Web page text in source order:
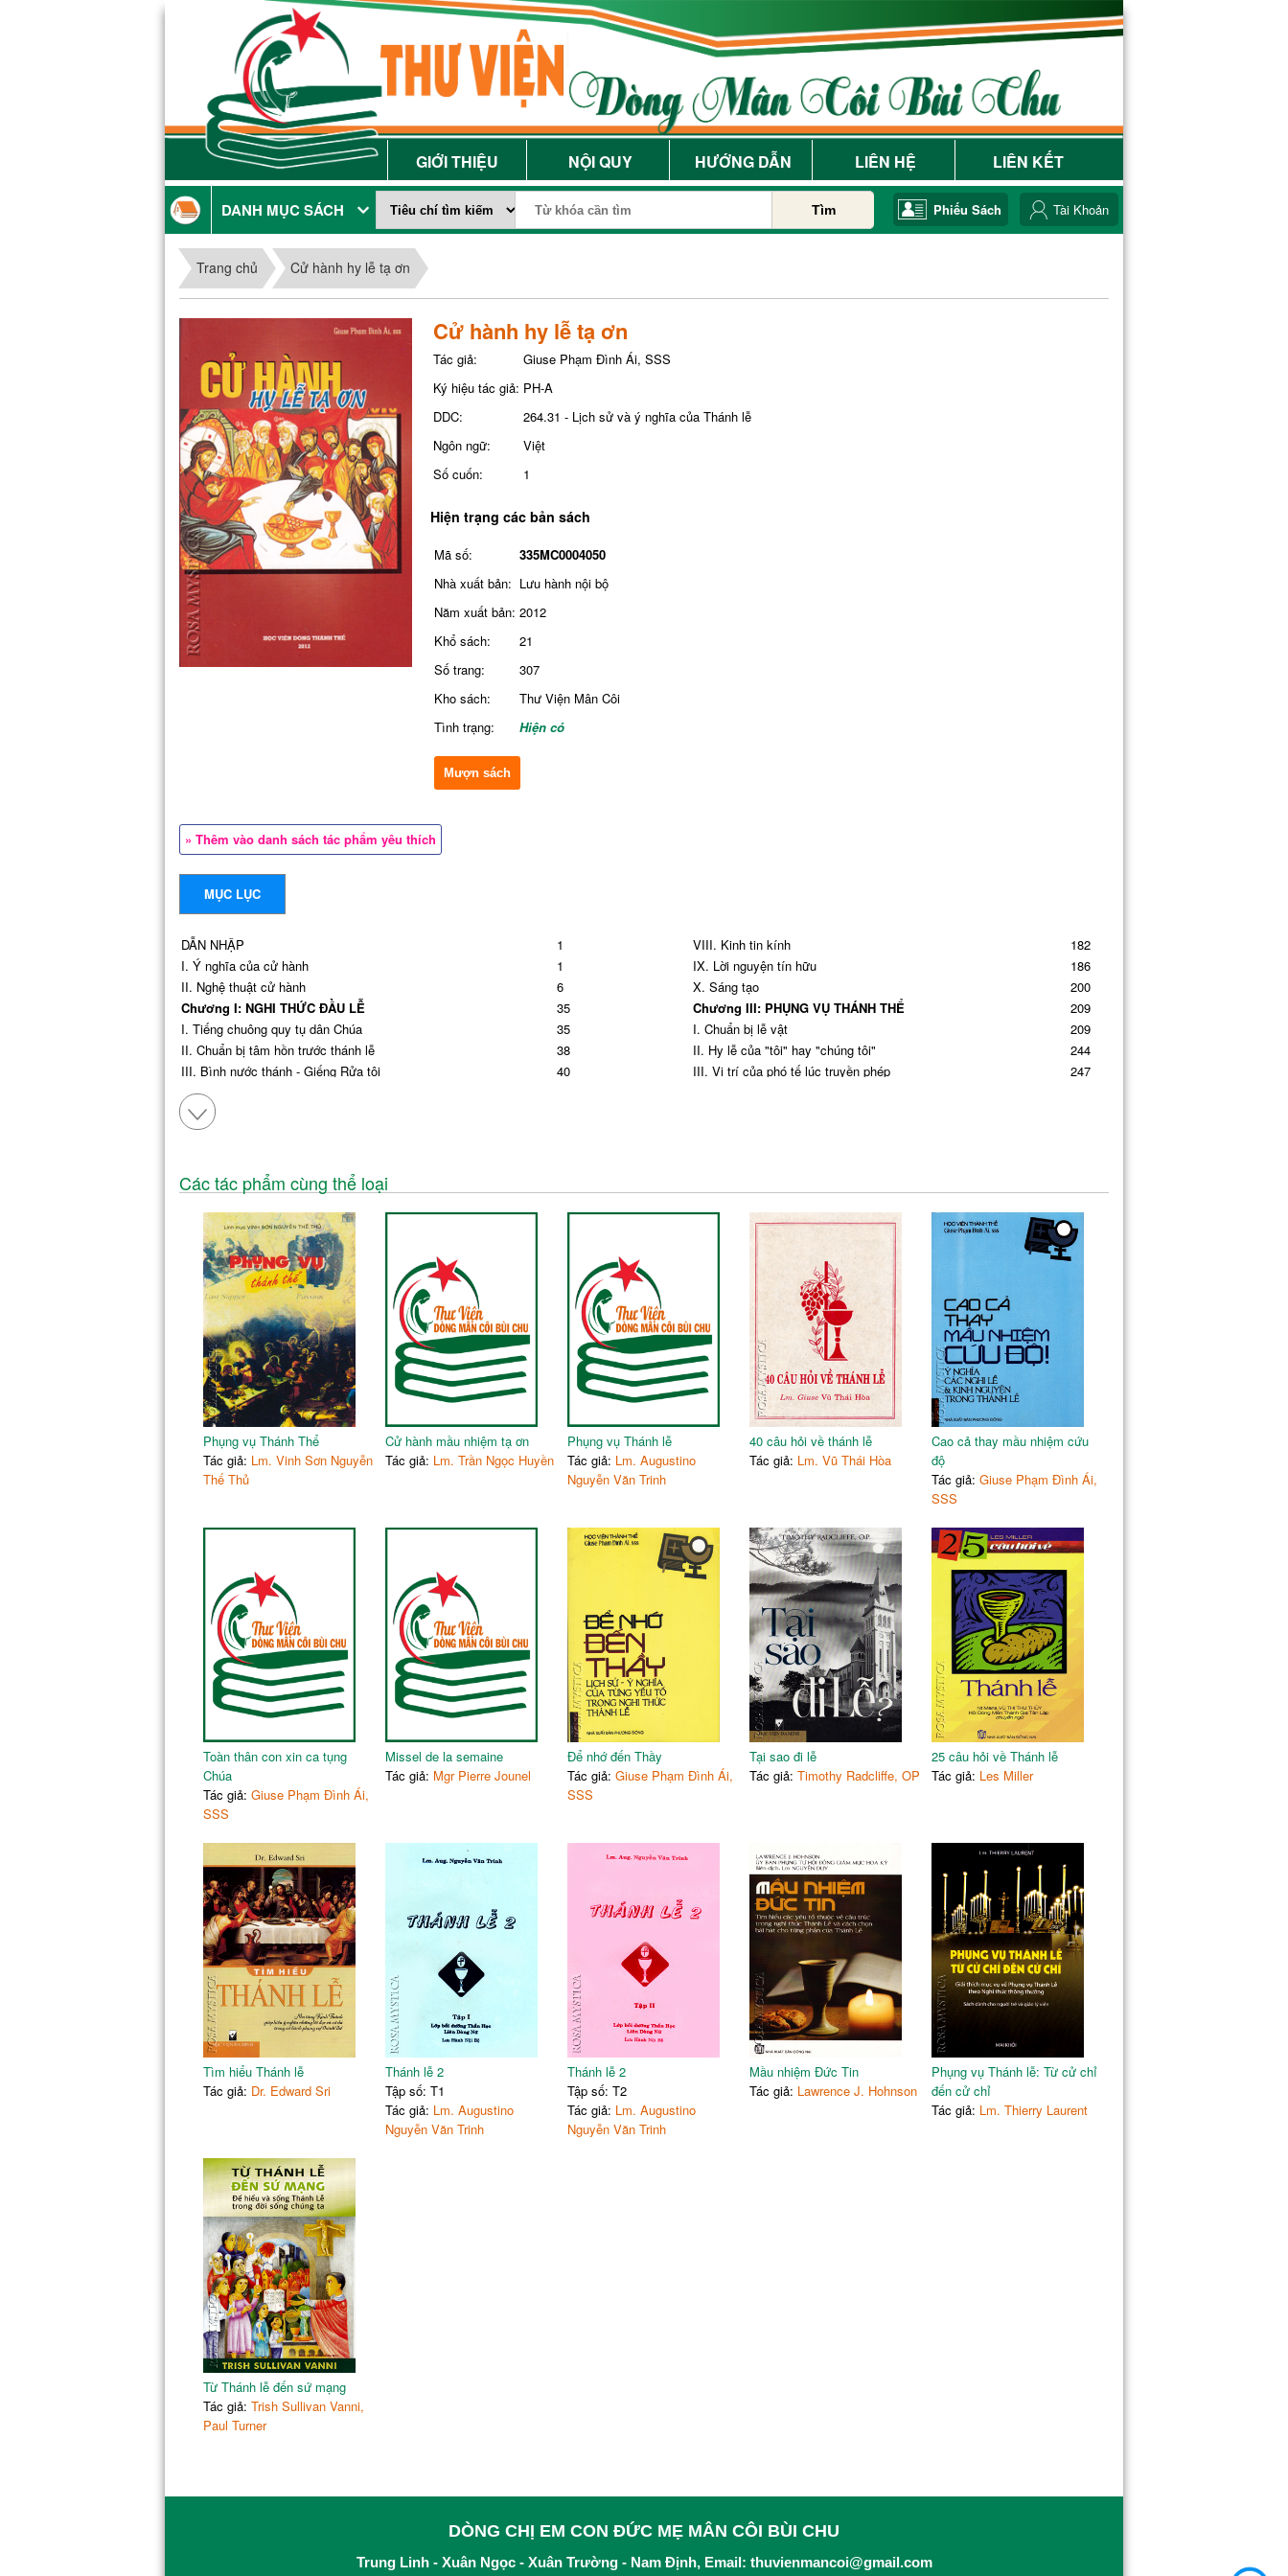
GIỚI THIỆU NỘI QUY HƯỚNG DẪN LIÊN HỆ LIÊN KẾT
DANH MỤC SÁCH Tìm Phiếu Sách Tài Khoản
Trang chủ Cử hành hy lễ tạ ơn
Cử hành hy lễ tạ ơn
Tác giả:
Giuse Phạm Đình Ái, SSS
Ký hiệu tác giả: PH-A
DDC:
264.31 - Lịch sử và ý nghĩa của Thánh lễ
Ngôn ngữ:
Việt
Số cuốn:
1
Hiện trạng các bản sách
Mã số:
335MC0004050
Nhà xuất bản: Lưu hành nội bộ
Năm xuất bản: 2012
Khổ sách:
21
Số trang:
307
Kho sách:
Thư Viện Mân Côi
Tình trạng:
Hiện có
Mượn sách
» Thêm vào danh sách tác phẩm yêu thích
MỤC LỤC
DẪN NHẬP
1
I. Ý nghĩa của cử hành
1
II. Nghệ thuật cử hành
6
Chương I: NGHI THỨC ĐẦU LỄ
35
I. Tiếng chuông quy tụ dân Chúa
35
II. Chuẩn bị tâm hồn trước thánh lễ
38
III. Bình nước thánh - Giếng Rửa tội
40
IV. Diễn tiến nghi thức đầu lễ
V. Cuộc rước nhập lễ
VI. Bài ca nhập lễ
VIII. Nghi thức thống hối
IX. Kinh vinh danh
92
X. Lời tổng nguyện
96
XI. Sáng tạo trong nghi thức nhập lễ
Chương II: PHỤNG VỤ LỜI CHÚA
I. Tổng quát
II. Diễn tiến nghi thức
112
III. Các bài đọc sách Thánh
IV. Thánh vịnh đáp ca
V. Ca tiếp liên
VI. Hát Alleluia
VII. Đọc Tin mừng - Giảng lễ
VIII. Kinh tin kính
182
IX. Lời nguyện tín hữu
186
X. Sáng tạo
200
Chương III: PHỤNG VỤ THÁNH THỂ
209
I. Chuẩn bị lễ vật
209
II. Hy lễ của "tôi" hay "chúng tôi"
244
III. Vị trí của phó tế lúc truyền phép
247
IX. Rước Mình Thánh từ nhà tạm
314
X. Nghi thức bẻ bánh
319
326
XII. Sáng tạo trong cử hành
371
Chương IV: NGHI THỨC KẾT LỄ
I. Cấu chúc nghi thức kết lễ
II. Kính bái bàn thờ lúc kết lễ
III. Cuộc rước lúc kết lễ
IV. Bài ca kết lễ
V. Các kinh kết thúc
- Tài liệu tham khảo
Các tác phẩm cùng thể loại
Phụng vụ Thánh Thể
Tác giả: Lm. Vinh Sơn Nguyễn
Thế Thủ
Cử hành mầu nhiệm tạ ơn
Tác giả: Lm. Trần Ngọc Huyền
Phụng vụ Thánh lễ
Tác giả: Lm. Augustino
Nguyễn Văn Trinh
40 câu hỏi về thánh lễ
Tác giả: Lm. Vũ Thái Hòa
Cao cả thay mầu nhiệm cứu
độ
Tác giả: Giuse Phạm Đình Ái,
SSS
Toàn thân con xin ca tụng
Chúa
Tác giả: Giuse Phạm Đình Ái,
SSS
Missel de la semaine
Tác giả: Mgr Pierre Jounel
Để nhớ đến Thầy
Tác giả: Giuse Phạm Đình Ái,
SSS
Tại sao đi lễ
Tác giả: Timothy Radcliffe, OP
25 câu hỏi về Thánh lễ
Tác giả: Les Miller
Tìm hiểu Thánh lễ
Tác giả: Dr. Edward Sri
Thánh lễ 2
Tập số: T1
Tác giả: Lm. Augustino
Nguyễn Văn Trinh
Thánh lễ 2
Tập số: T2
Tác giả: Lm. Augustino
Nguyễn Văn Trinh
Mầu nhiệm Đức Tin
Tác giả: Lawrence J. Hohnson
Phụng vụ Thánh lễ: Từ cử chỉ
đến cử chỉ
Tác giả: Lm. Thierry Laurent
Từ Thánh lễ đến sứ mạng
Tác giả: Trish Sullivan Vanni,
Paul Turner
DÒNG CHỊ EM CON ĐỨC MẸ MÂN CÔI BÙI CHU
Trung Linh - Xuân Ngọc - Xuân Trường - Nam Định, Email: thuvienmancoi@gmail.com